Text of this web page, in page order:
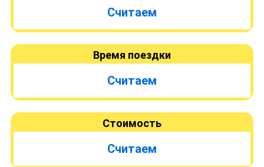
Считаем
Время поездки
Считаем
Стоимость
Считаем